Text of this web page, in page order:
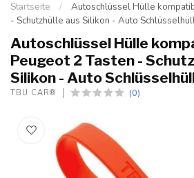
Startseite /
Autoschlüssel Hülle
- Schutzhülle aus Silikon - Auto
Autoschlüssel Hülle
Peugeot 2 Tasten -
Silikon - Auto
TBU CAR® (0)